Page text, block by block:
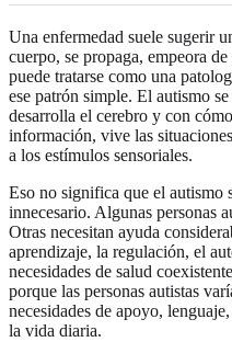
Una enfermedad suele sugerir
cuerpo, se propaga, empeora
puede tratarse como una
ese patrón simple. El autismo
desarrolla el cerebro y con
información, vive las
a los estímulos sensoriales.
Eso no significa que el autismo
innecesario. Algunas personas
Otras necesitan ayuda
aprendizaje, la regulación, el
necesidades de salud
porque las personas autistas
necesidades de apoyo,
la vida diaria.